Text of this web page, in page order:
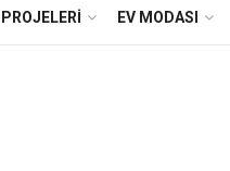
EV MODASI